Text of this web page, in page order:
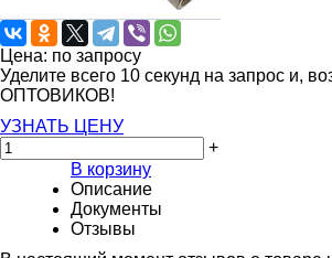
Цена: по запросу
Уделите всего 10 секунд на запрос и,
ОПТОВИКОВ!
УЗНАТЬ ЦЕНУ
+
В корзину
Описание
Документы
Отзывы